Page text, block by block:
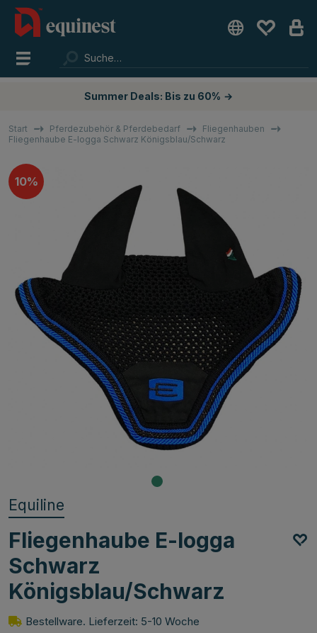
Summer Deals: Bis zu 60% →
Start Pferdezubehör & Pferdebedarf
Fliegenhauben
Fliegenhaube E-logga Schwarz Königsblau/Schwarz
10%
Equiline
Fliegenhaube E-logga
Schwarz
Königsblau/Schwarz
Bestellware. Lieferzeit: 5-10 Woche